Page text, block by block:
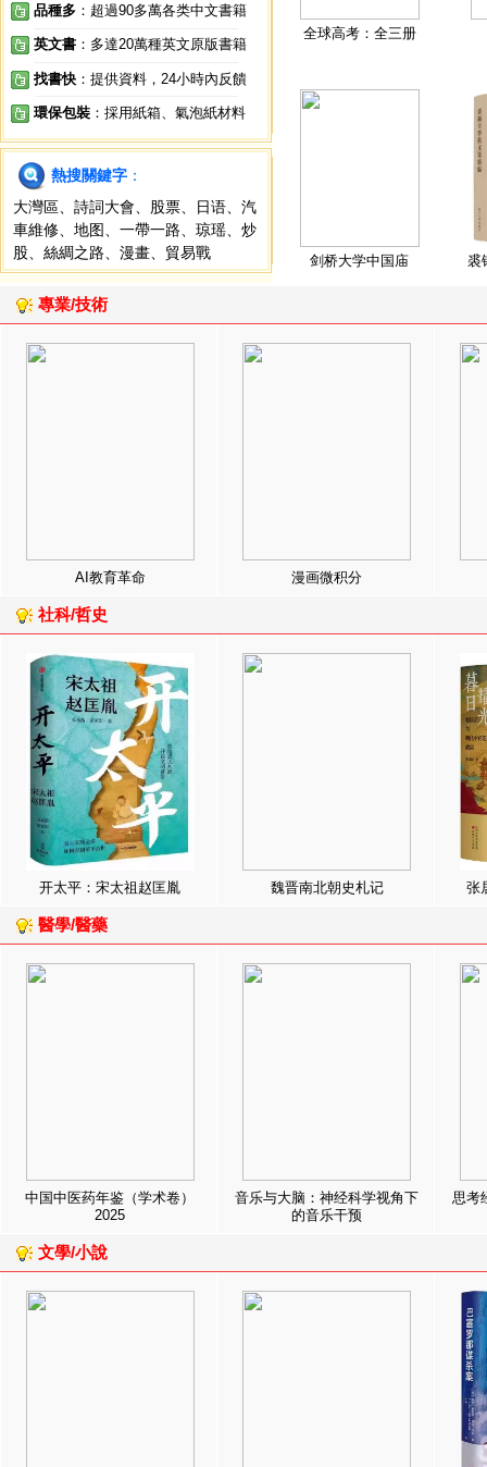
品種多 ：超過90多萬各类中文書籍
英文書 ：多達20萬種英文原版書籍
找書快 ：提供資料，24小時內反饋
環保包裝 ：採用紙箱、氣泡紙材料
熱搜關鍵字 ：
大灣區
詩詞大會 股票 日语
汽
車維修
地图 一帶一路 琼瑶
炒
股
絲綢之路 漫畫 貿易戰
全球高考：全三册
剑桥大学中国庙 裘
專業/技術
AI教育革命 漫画微积分
社科/哲史
开太平：宋太祖赵匡胤 魏晋南北朝史札记 张
醫學/醫藥
中国中医药年鉴（学术卷）
2025
音乐与大脑：神经科学视角下
的音乐干预
思考
文學/小說